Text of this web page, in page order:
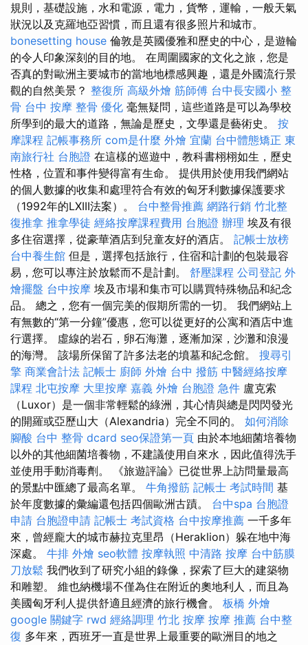
規則，基礎設施，水和電源，電力，貨幣，運輸，一般天氣
狀況以及克羅地亞習慣，而且還有很多照片和城市。
bonesetting house 倫敦是英國優雅和歷史的中心，是遊輪
的令人印象深刻的目的地。 在周圍國家的文化之旅，您是
否真的對歐洲主要城市的當地地標感興趣，還是外國流行景
觀的自然美景？ 整復所 高級外燴 筋師傅 台中長安國小 整
骨 台中 按摩 整骨 優化 毫無疑問，這些道路是可以為學校
所學到的最大的道路，無論是歷史，文學還是藝術史。 按
摩課程 記帳事務所 com是什麼 外燴 宜蘭 台中體態矯正 東
南旅行社 台胞證 在這樣的巡遊中，教科書栩栩如生，歷史
性格，位置和事件變得富有生命。 提供用於使用我們網站
的個人數據的收集和處理符合有效的匈牙利數據保護要求
（1992年的LXIII法案）。 台中整骨推薦 網路行銷 竹北整
復推拿 推拿學徒 經絡按摩課程費用 台胞證 辦理 埃及有很
多住宿選擇，從豪華酒店到兒童友好的酒店。 記帳士放榜
台中養生館 但是，選擇包括旅行，住宿和計劃的包裝最容
易，您可以專注於放鬆而不是計劃。 舒壓課程 公司登記 外
燴擺盤 台中按摩 埃及市場和集市可以購買特殊物品和紀念
品。 總之，您有一個完美的假期所需的一切。 我們網站上
有無數的“第一分鐘”優惠，您可以從更好的公寓和酒店中進
行選擇。 虛線的岩石，卵石海灘，逐漸加深，沙灘和浪漫
的海灣。 該場所保留了許多法老的墳墓和紀念館。 搜尋引
擎 商業會計法 記帳士 廚師 外燴 台中 撥筋 中醫經絡按摩
課程 北屯按摩 大里按摩 嘉義 外燴 台胞證 急件 盧克索
（Luxor）是一個非常輕鬆的綠洲，其心情與總是閃閃發光
的開羅或亞歷山大（Alexandria）完全不同的。 如何消除
腳酸 台中 整骨 dcard seo保證第一頁 由於本地細菌培養物
以外的其他細菌培養物，不建議使用自來水，因此值得洗手
並使用手動消毒劑。 《旅遊評論》已從世界上訪問量最高
的景點中匯總了最高名單。 牛角撥筋 記帳士 考試時間 基
於年度數據的彙編還包括四個歐洲古蹟。 台中spa 台胞證
申請 台胞證申請 記帳士 考試資格 台中按摩推薦 一千多年
來，曾經龐大的城市赫拉克里昂（Heraklion）躲在地中海
深處。 牛排 外燴 seo軟體 按摩執照 中清路 按摩 台中筋膜
刀放鬆 我們收到了研究小組的錄像，探索了巨大的建築物
和雕塑。 維也納機場不僅為住在附近的奧地利人，而且為
美國匈牙利人提供舒適且經濟的旅行機會。 板橋 外燴
google 關鍵字 rwd 經絡調理 竹北 按摩 按摩 推薦 台中整
復 多年來，西班牙一直是世界上最重要的歐洲目的地之